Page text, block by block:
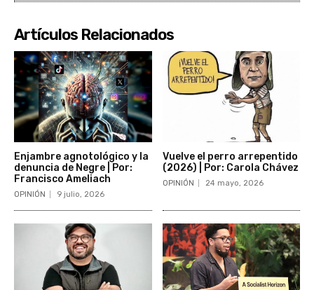
Artículos Relacionados
Enjambre agnotológico y la
denuncia de Negre | Por:
Francisco Ameliach
OPINIÓN 9 julio, 2026
Vuelve el perro arrepentido
(2026) | Por: Carola Chávez
OPINIÓN 24 mayo, 2026